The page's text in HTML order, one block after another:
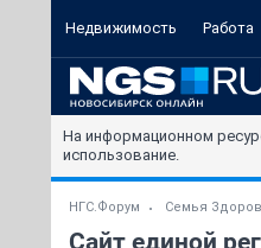
Недвижимость Работа
На информационном
использование.
НГС.Форум Семья
Сайт единой